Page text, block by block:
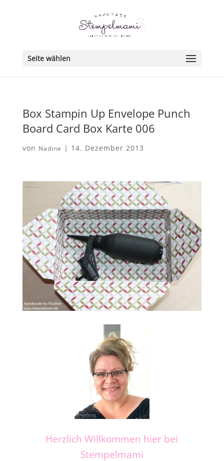
Seite wählen
Box Stampin Up Envelope Punch
Board Card Box Karte 006
von Nadine | 14. Dezember 2013
Herzlich Willkommen hier bei
Stempelmami